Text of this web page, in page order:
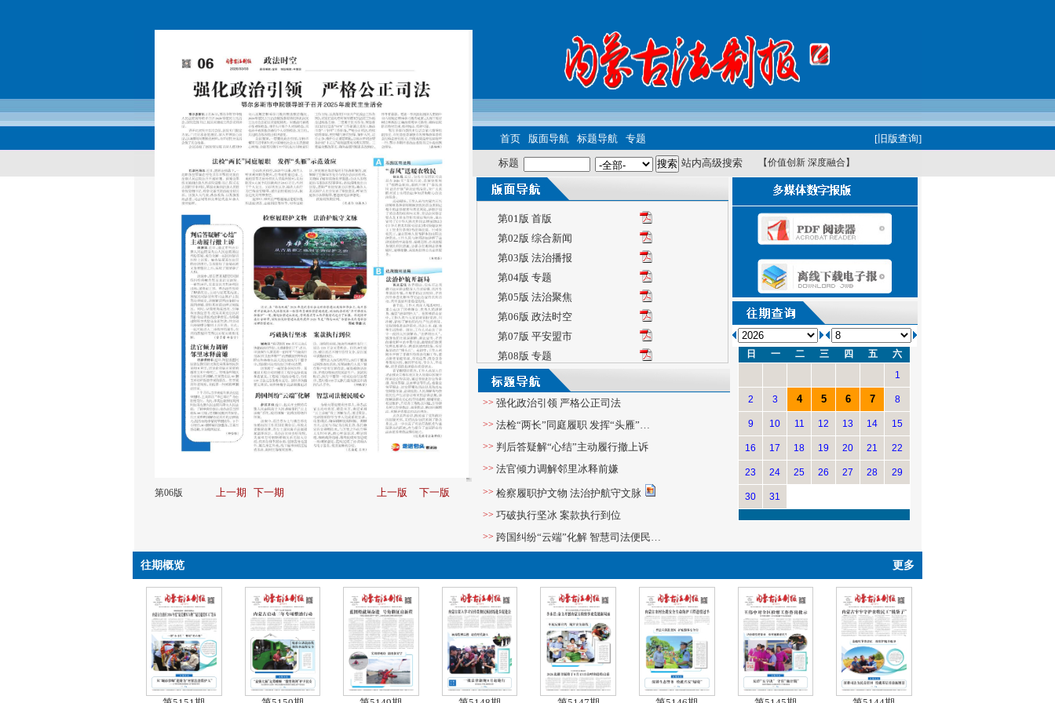
第06版 上一期 下一期 上一版 下一版
首页 版面导航 标题导航 专题 [旧版查询]
标题 站内高级搜索 【价值创新 深度融合】
第01版 首版
第02版 综合新闻
第03版 法治播报
第04版 专题
第05版 法治聚焦
第06版 政法时空
第07版 平安盟市
第08版 专题
第09版 理论前沿
第10版 公告
>> 强化政治引领 严格公正司法
>> 法检“两长”同庭履职 发挥“头雁”…
>> 判后答疑解“心结”主动履行撤上诉
>> 法官倾力调解邻里冰释前嫌
>> 检察履职护文物 法治护航守文脉
>> 巧破执行坚冰 案款执行到位
>> 跨国纠纷“云端”化解 智慧司法便民…
>>法治护航开新局
日 一 二 三 四 五
六
1
2 3 4 5 6 7 8
9 10 11 12 13 14 15
16 17 18 19 20 21 22
23 24 25 26 27 28 29
30 31
往期概览 更多